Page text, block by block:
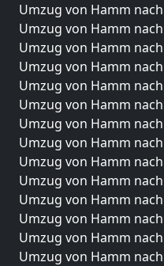
Umzug von Hamm
Umzug von Hamm
Umzug von Hamm
Umzug von Hamm
Umzug von Hamm
Umzug von Hamm
Umzug von Hamm
Umzug von Hamm
Umzug von Hamm
Umzug von Hamm
Umzug von Hamm
Umzug von Hamm
Umzug von Hamm
Umzug von Hamm